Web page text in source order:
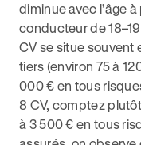
diminue avec l’âge
conducteur de
CV se situe souvent
tiers (environ 75 à
000 € en tous
8 CV, comptez
à 3 500 € en tous